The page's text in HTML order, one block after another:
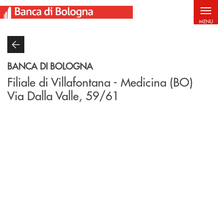
Salta al contenuto principale
MENU
BANCA DI BOLOGNA
Filiale di Villafontana - Medicina (BO)
Via Dalla Valle, 59/61